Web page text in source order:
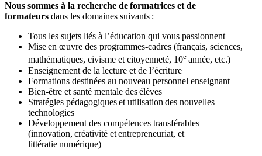
Nous sommes à la recherche deformatrices et de
formateurs dans les domaines suivants :
Tous les sujets liés à l’éducation qui vous passionnent
Mise en œuvre des programmes-cadres (français, sciences,
mathématiques, civisme et citoyenneté, 10e année, etc.)
Enseignement de la lecture et de l’écriture
Formations destinées au nouveau personnel enseignant
Bien-être et santé mentale des élèves
Stratégies pédagogiques et utilisation des nouvelles
technologies
Développement des compétences transférables
(innovation, créativité et entrepreneuriat, et
littératie numérique)